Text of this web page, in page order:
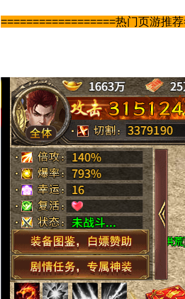
==================热门页游推